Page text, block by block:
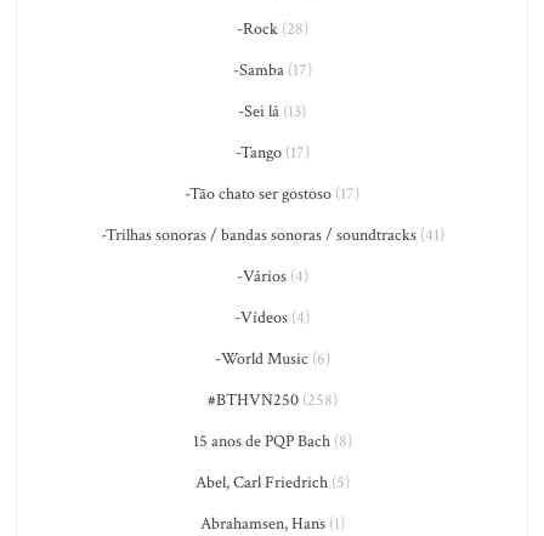
-Rock(28)
-Samba(17)
-Sei lá (13)
-Tango(17)
-Tão chato ser gostoso (17)
-Trilhas sonoras / bandas sonoras / soundtracks(41)
-Vários(4)
-Vídeos (4)
-World Music (6)
#BTHVN250(258)
15 anos de PQP Bach(8)
Abel, Carl Friedrich(5)
Abrahamsen, Hans(1)